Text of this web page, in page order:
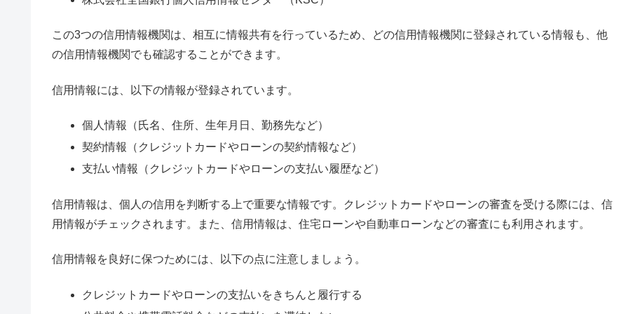
この3つの信用情報機関は、相互に情報共有を行っているため、どの信用情報機関に登録されている情報も、他
の信用情報機関でも確認することができます。
信用情報には、以下の情報が登録されています。
個人情報（氏名、住所、生年月日、勤務先など）
契約情報（クレジットカードやローンの契約情報など）
支払い情報（クレジットカードやローンの支払い履歴など）
信用情報は、個人の信用を判断する上で重要な情報です。クレジットカードやローンの審査を受ける際には、信
用情報がチェックされます。また、信用情報は、住宅ローンや自動車ローンなどの審査にも利用されます。
信用情報を良好に保つためには、以下の点に注意しましょう。
クレジットカードやローンの支払いをきちんと履行する